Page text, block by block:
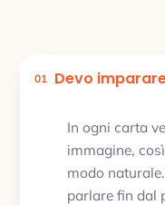
01 Devo
In ogni carta
immagine,
modo
parlare fin dal